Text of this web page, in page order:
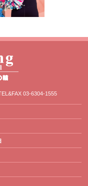
03-6304-1555